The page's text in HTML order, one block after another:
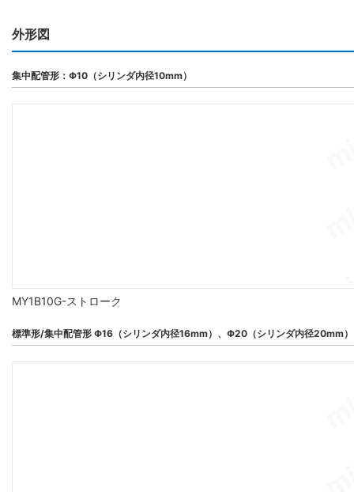
外形図
集中配管形：Φ10（シリンダ内径10mm）
MY1B10G-ストローク
標準形/集中配管形 Φ16（シリンダ内径16mm）、Φ20（シリンダ内径20mm）